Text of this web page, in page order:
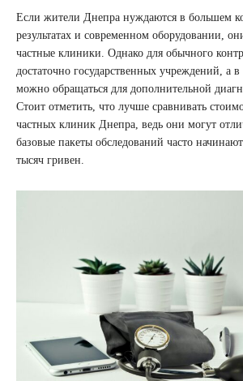
Если жители Днепра нуждаются в большем
результатах и современном оборудовании,
частные клиники. Однако для обычного
достаточно государственных учреждений, а
можно обращаться для дополнительной
Стоит отметить, что лучше сравнивать
частных клиник Днепра, ведь они могут
базовые пакеты обследований часто
тысяч гривен.